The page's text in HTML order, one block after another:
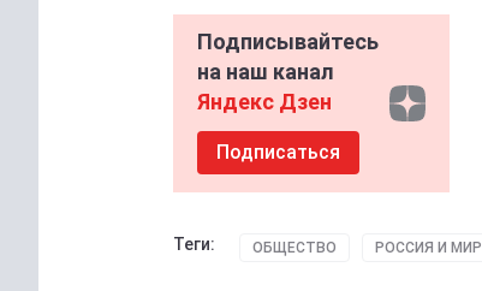
Подписывайтесь
на наш канал
Яндекс Дзен
Подписаться
Теги: ОБЩЕСТВО РОССИЯ И МИР